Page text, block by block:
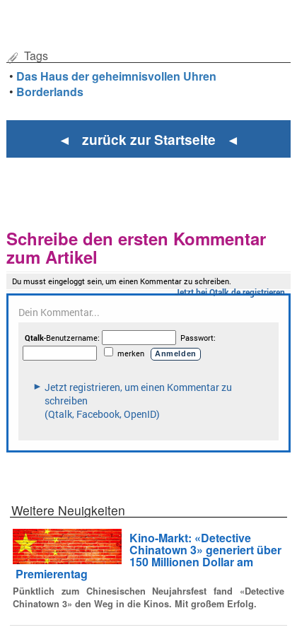
Tags
• Das Haus der geheimnisvollen Uhren
• Borderlands
◄ zurück zur Startseite ◄
Schreibe den ersten Kommentar
zum Artikel
Weitere Neuigkeiten
Kino-Markt: «Detective
Chinatown 3» generiert über
150 Millionen Dollar am
Premierentag
Pünktlich zum Chinesischen Neujahrsfest fand «Detective
Chinatown 3» den Weg in die Kinos. Mit großem Erfolg.